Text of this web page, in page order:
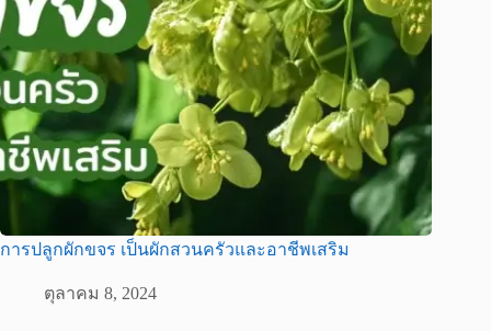
การปลูกผักขจร เป็นผักสวนครัวและอาชีพเสริม
ตุลาคม 8, 2024